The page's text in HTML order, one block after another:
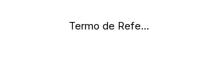
Termo de Referência